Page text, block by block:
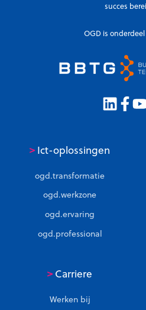
succes
OGD is onderdeel
>Ict-oplossingen
ogd.transformatie
ogd.werkzone
ogd.ervaring
ogd.professional
>Carriere
Werken bij